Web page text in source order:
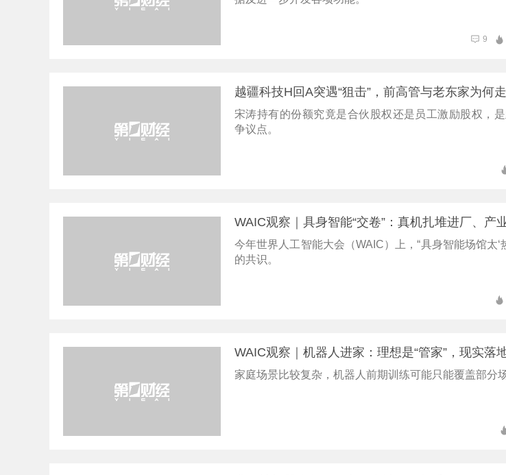
9
越疆科技H回A突遇“狙击”，前高管与老东家为何
宋涛持有的份额究竟是合伙股权还是员工激励股权，
争议点。
WAIC观察｜具身智能“交卷”：真机扎堆进厂、产
今年世界人工智能大会（WAIC）上，“具身智能场馆太‘
的共识。
WAIC观察｜机器人进家：理想是“管家”，现实落
家庭场景比较复杂，机器人前期训练可能只能覆盖部分场